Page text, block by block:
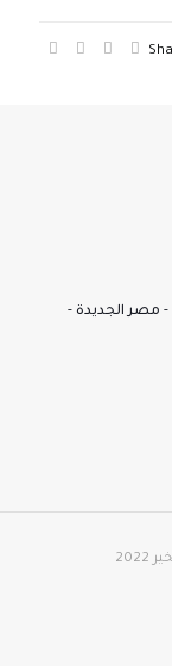
مصر الجديدة -